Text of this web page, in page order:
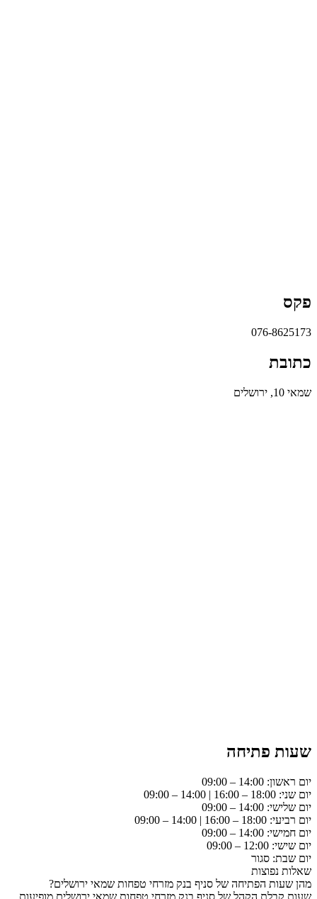
פקס
076-8625173
כתובת
שמאי 10, ירושלים
שעות פתיחה
יום ראשון: 14:00 – 09:00
יום שני: 18:00 – 16:00 | 14:00 – 09:00
יום שלישי: 14:00 – 09:00
יום רביעי: 18:00 – 16:00 | 14:00 – 09:00
יום חמישי: 14:00 – 09:00
יום שישי: 12:00 – 09:00
יום שבת: סגור
שאלות נפוצות
מהן שעות הפתיחה של סניף בנק מזרחי טפחות שמאי ירושלים?
שעות קבלת הקהל של סניף בנק מזרחי טפחות שמאי ירושלים מופיעות